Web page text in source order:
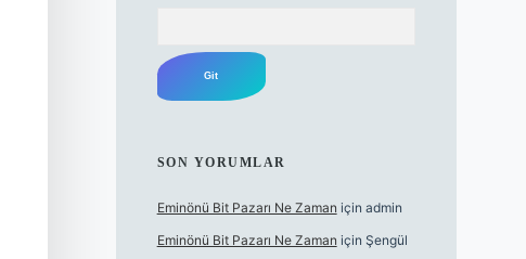
SON YORUMLAR
Eminönü Bit Pazarı Ne Zaman için admin
Eminönü Bit Pazarı Ne Zaman için Şengül